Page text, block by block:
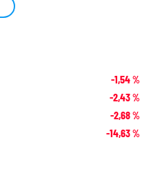
-1,54%
-2,43%
-2,68%
-14,63%